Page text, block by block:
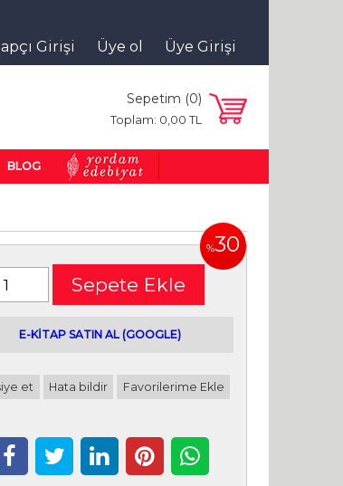
Girişi Üye ol Üye Girişi
Sepetim (0)
Toplam: 0,00 TL
BLOG
%30
Sepete Ekle
E-KİTAP SATIN AL (GOOGLE)
et Hata bildir Favorilerime Ekle